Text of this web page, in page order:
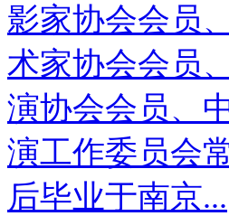
影家协会会员
术家协会会员
演协会会员、
演工作委员会
后毕业于南京...